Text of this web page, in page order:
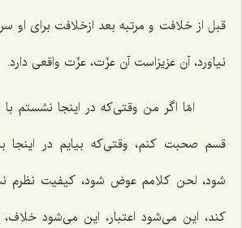
قبل از خلافت و مرتبه بعد ازخلافت برای او
نیاورد، آن عزیزاست آن عزّت، عزّت واقعی دارد.
امّا اگر من وقتی‌كه در اینجا نشستم
قسم صحبت كنم، وقتی‌كه بیایم در
شود، لحن كلامم عوض شود، كیفیت نظرم
كند، این می‌شود اعتبار، این می‌شود